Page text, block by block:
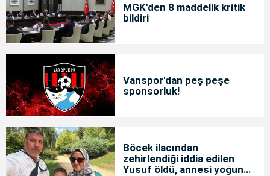
MGK'den 8 maddelik kritik
bildiri
Vanspor'dan peş peşe
sponsorluk!
Böcek ilacından
zehirlendiği iddia edilen
Yusuf öldü, annesi yoğun